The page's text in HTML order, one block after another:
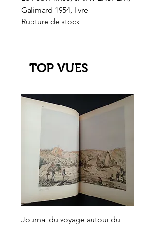
Galimard 1954, livre
Rupture de stock
TOP VUES
Journal du voyage autour du